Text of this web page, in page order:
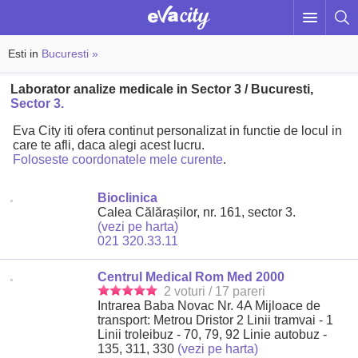
Esti in Bucuresti »
Laborator analize medicale in Sector 3 / Bucuresti,
Sector 3.
Eva City iti ofera continut personalizat in functie de locul in
care te afli, daca alegi acest lucru.
Foloseste coordonatele mele curente.
Bioclinica
Calea Călărașilor, nr. 161, sector 3.
(vezi pe harta)
021 320.33.11
Centrul Medical Rom Med 2000
2 voturi / 17 pareri
Intrarea Baba Novac Nr. 4A Mijloace de
transport: Metrou Dristor 2 Linii tramvai - 1
Linii troleibuz - 70, 79, 92 Linie autobuz -
135, 311, 330 (vezi pe harta)